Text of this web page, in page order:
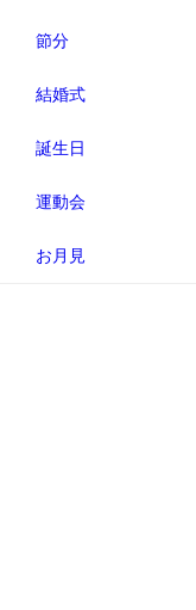
節分
結婚式
誕生日
運動会
お月見